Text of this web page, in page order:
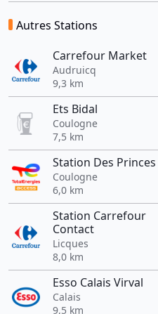
Autres Stations
Carrefour Market
Audruicq
9,3 km
Ets Bidal
Coulogne
7,5 km
Station Des Princes
Coulogne
6,0 km
Station Carrefour
Contact
Licques
8,0 km
Esso Calais Virval
Calais
9,5 km